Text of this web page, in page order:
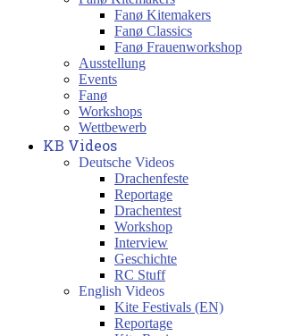
Fanø Kitemakers
Fanø Classics
Fanø Frauenworkshop
Ausstellung
Events
Fanø
Workshops
Wettbewerb
KB Videos
Deutsche Videos
Drachenfeste
Reportage
Drachentest
Workshop
Interview
Geschichte
RC Stuff
English Videos
Kite Festivals (EN)
Reportage